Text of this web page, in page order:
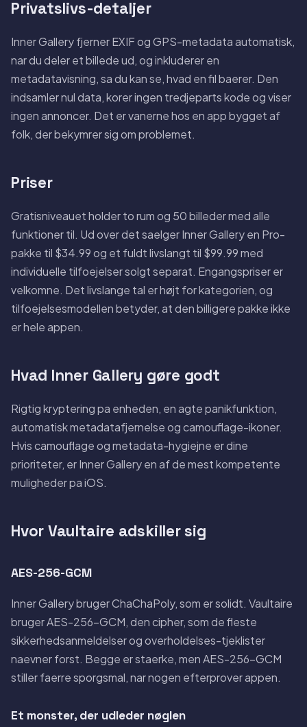
Privatslivs-detaljer
Inner Gallery fjerner EXIF og GPS-metadata automatisk,
nar du deler et billede ud, og inkluderer en
metadatavisning, sa du kan se, hvad en fil baerer. Den
indsamler nul data, korer ingen tredjeparts kode og viser
ingen annoncer. Det er vanerne hos en app bygget af
folk, der bekymrer sig om problemet.
Priser
Gratisniveauet holder to rum og 50 billeder med alle
funktioner til. Ud over det saelger Inner Gallery en Pro-
pakke til $34.99 og et fuldt livslangt til $99.99 med
individuelle tilfoejelser solgt separat. Engangspriser er
velkomne. Det livslange tal er højt for kategorien, og
tilfoejelsesmodellen betyder, at den billigere pakke ikke
er hele appen.
Hvad Inner Gallery gøre godt
Rigtig kryptering pa enheden, en agte panikfunktion,
automatisk metadatafjernelse og camouflage-ikoner.
Hvis camouflage og metadata-hygiejne er dine
prioriteter, er Inner Gallery en af de mest kompetente
muligheder pa iOS.
Hvor Vaultaire adskiller sig
AES-256-GCM
Inner Gallery bruger ChaChaPoly, som er solidt. Vaultaire
bruger AES-256-GCM, den cipher, som de fleste
sikkerhedsanmeldelser og overholdelses-tjeklister
naevner forst. Begge er staerke, men AES-256-GCM
stiller faerre sporgsmal, nar nogen efterprover appen.
Et monster, der udleder nøglen